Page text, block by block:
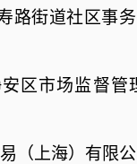
路街道社区事
安区市场监督
（上海）有限